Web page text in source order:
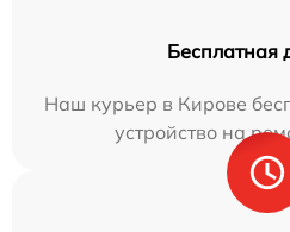
Бесплатная
Наш курьер в Кирове
устройство на